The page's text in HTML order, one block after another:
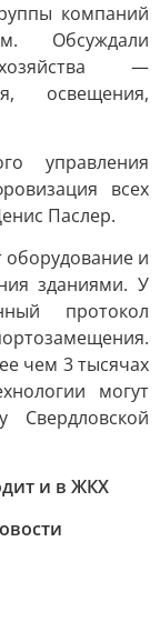
компаний
Обсуждали
—
освещения,
управления
всех
Паслер.
и
зданиями. У
протокол
чем 3 тысячах
могут
Свердловской
и в ЖКХ